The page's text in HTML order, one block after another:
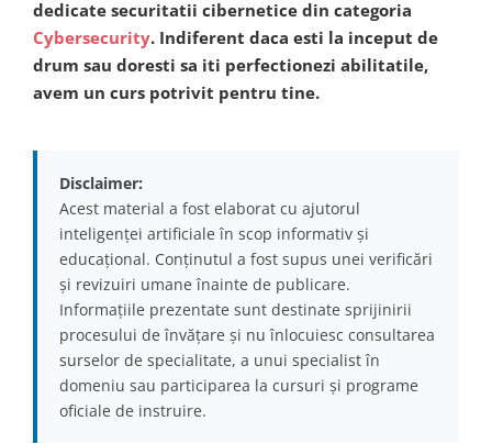
dedicate securitatii cibernetice din categoria
Cybersecurity. Indiferent daca esti la inceput de
drum sau doresti sa iti perfectionezi abilitatile,
avem un curs potrivit pentru tine.
Disclaimer:
Acest material a fost elaborat cu ajutorul
inteligenței artificiale în scop informativ și
educațional. Conținutul a fost supus unei verificări
și revizuiri umane înainte de publicare.
Informațiile prezentate sunt destinate sprijinirii
procesului de învățare și nu înlocuiesc consultarea
surselor de specialitate, a unui specialist în
domeniu sau participarea la cursuri și programe
oficiale de instruire.